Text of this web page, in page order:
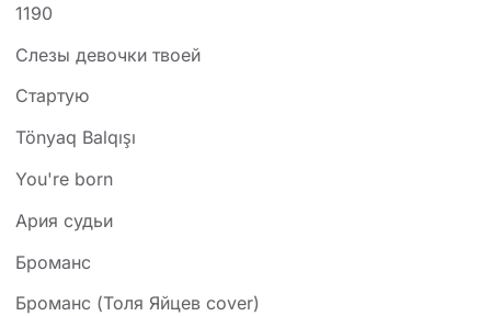
1190
Cлезы девочки твоей
Cтартую
Tönyaq Balqışı
You're born
Ария судьи
Броманс
Броманс (Толя Яйцев cover)